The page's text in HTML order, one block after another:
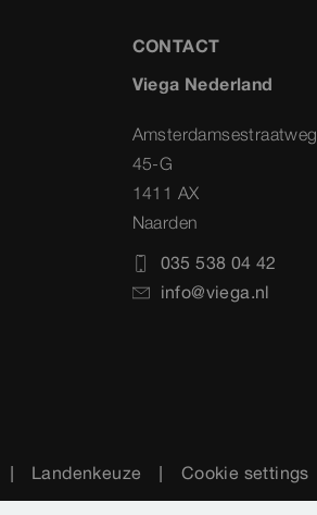
CONTACT
Viega Nederland
Amsterdamsestraatweg
45-G
1411 AX
Naarden
035 538 04 42
info@viega.nl
Landenkeuze Cookie settings